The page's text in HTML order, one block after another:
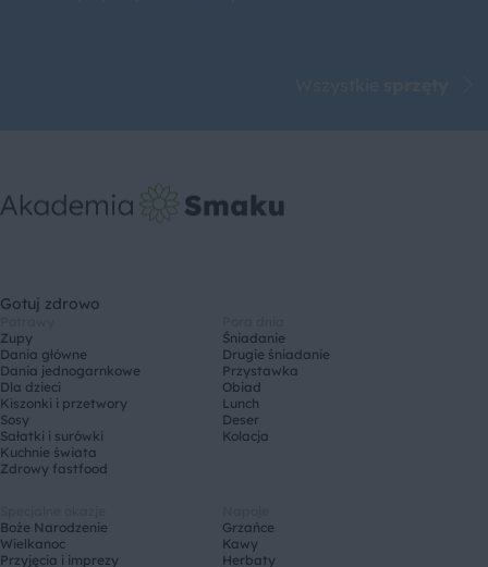
Gotuj zdrowo
Zupy
Dania główne
Dania jednogarnkowe
Dla dzieci
Kiszonki i przetwory
Sosy
Sałatki i surówki
Kuchnie świata
Zdrowy fastfood
Śniadanie
Drugie śniadanie
Przystawka
Obiad
Lunch
Deser
Kolacja
Boże Narodzenie
Wielkanoc
Przyjęcia i imprezy
Grzańce
Kawy
Herbaty